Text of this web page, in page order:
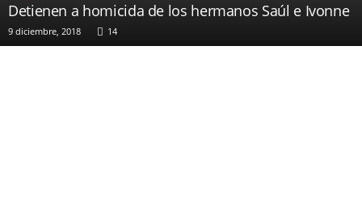
Detienen a homicida de los hermanos Saúl e Ivonne
9 diciembre, 2018 14